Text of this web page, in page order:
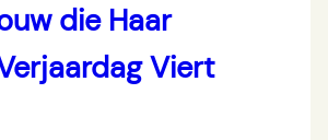
die Haar
Viert